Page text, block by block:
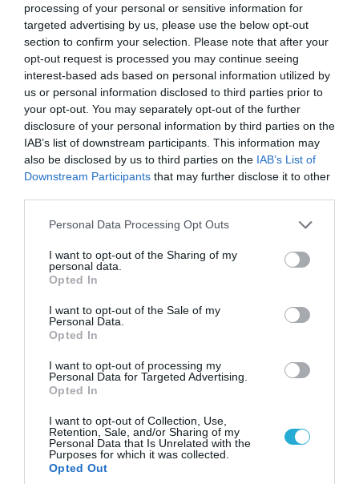
processing of your personal or sensitive information for
targeted advertising by us, please use the below opt-out
section to confirm your selection. Please note that after your
opt-out request is processed you may continue seeing
interest-based ads based on personal information utilized by
us or personal information disclosed to third parties prior to
your opt-out. You may separately opt-out of the further
disclosure of your personal information by third parties on the
IAB’s list of downstream participants. This information may
also be disclosed by us to third parties on the IAB’s List of
Downstream Participants that may further disclose it to other
Please note that this website/app uses one or more Google
not limited to your visit or usage behaviour. You may click to
grant or deny consent to Google and its third-party tags to
use your data for below specified purposes in below Google
consent section.
Personal Data Processing Opt Outs
I want to opt-out of the Sharing of my
personal data.
Opted In
I want to opt-out of the Sale of my
Personal Data.
Opted In
I want to opt-out of processing my
Personal Data for Targeted Advertising.
Opted In
I want to opt-out of Collection, Use,
Retention, Sale, and/or Sharing of my
Personal Data that Is Unrelated with the
Purposes for which it was collected.
Opted Out
06.08.2026 | 14:02
«Επιχείρηση ελεύθερα πεζοδρόμια» στην
Αθήνα: Απομακρύνθηκαν παράνομα
αντικείμενα από κοινόχρηστους χώρους
06.08.2026 | 09:03
«Οι εντελώς αθώοι»: Η ανάρτηση του Αρκά για